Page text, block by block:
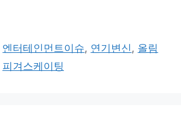
엔터테인먼트이슈, 연기변신 , 올림
피겨스케이팅